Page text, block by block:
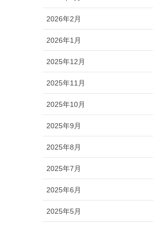
2026年2月
2026年1月
2025年12月
2025年11月
2025年10月
2025年9月
2025年8月
2025年7月
2025年6月
2025年5月